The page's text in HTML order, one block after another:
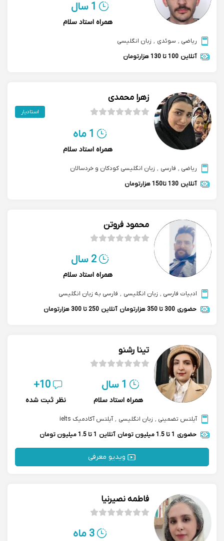
1 سال
همراه استاد سلام
ریاضی , سوئدی , زبان انگلیسی
آنلاین 100 تا 130 هزارتومان
زهرا محمدی
استادیار
1 ماه
همراه استاد سلام
ریاضی , فارسی , زبان انگلیسی کودکان و خردسالان
آنلاین 130 تا150 هزارتومان
محمود فروتن
2 سال
همراه استاد سلام
ادبیات فارسی , زبان انگلیسی , فارسی به زبان انگلیسی
حضوری 300 تا 350 هزارتومان آنلاین 250 تا 300 هزارتومان
تینا رشنو
1 سال
همراه استاد سلام
10+
نظر ثبت شده
آیلتس تضمینی , زبان انگلیسی , آیلتس آکادمیک ielts
حضوری 1 تا 1.5 میلیون تومان آنلاین 1 تا 1.5 میلیون تومان
ویدیو معرفی
فاطمه نصیرنیا
3 ماه